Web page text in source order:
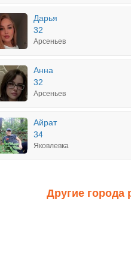
Дарья
32
Арсеньев
Анна
32
Арсеньев
Айрат
34
Яковлевка
Другие города